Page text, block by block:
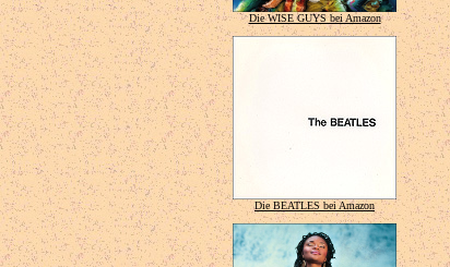
Die WISE GUYS bei Amazon
Die BEATLES bei Amazon